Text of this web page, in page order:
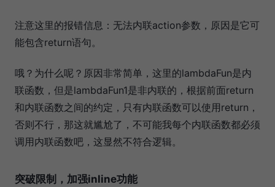
注意这里的报错信息：无法内联action参数，原因是它可
能包含return语句。
哦？为什么呢？原因非常简单，这里的lambdaFun是内
联函数，但是lambdaFun1是非内联的，根据前面return
和内联函数之间的约定，只有内联函数可以使用return，
否则不行，那这就尴尬了，不可能我每个内联函数都必须
调用内联函数吧，这显然不符合逻辑。
突破限制，加强inline功能